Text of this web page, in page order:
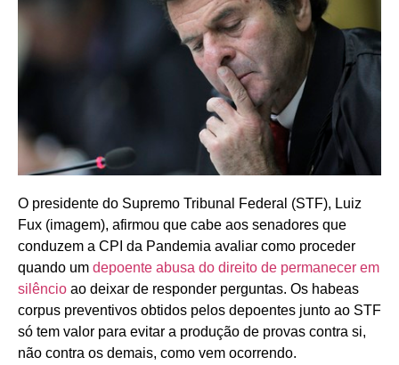
O presidente do Supremo Tribunal Federal (STF), Luiz
Fux (imagem), afirmou que cabe aos senadores que
conduzem a CPI da Pandemia avaliar como proceder
quando um depoente abusa do direito de permanecer em
silêncio ao deixar de responder perguntas. Os habeas
corpus preventivos obtidos pelos depoentes junto ao STF
só tem valor para evitar a produção de provas contra si,
não contra os demais, como vem ocorrendo.